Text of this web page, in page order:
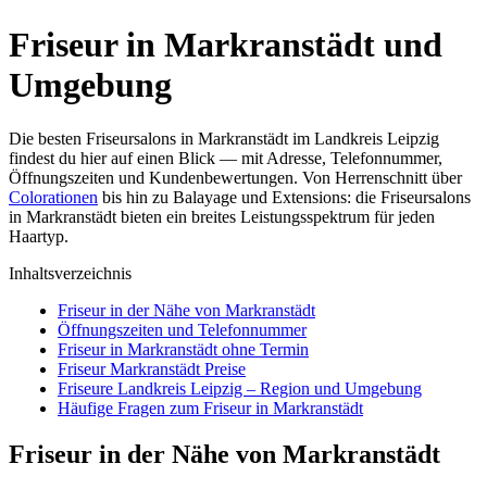
Friseur in Markranstädt und
Umgebung
Die besten Friseursalons in Markranstädt im Landkreis Leipzig
findest du hier auf einen Blick — mit Adresse, Telefonnummer,
Öffnungszeiten und Kundenbewertungen. Von Herrenschnitt über
Colorationen bis hin zu Balayage und Extensions: die Friseursalons
in Markranstädt bieten ein breites Leistungsspektrum für jeden
Haartyp.
Inhaltsverzeichnis
Friseur in der Nähe von Markranstädt
Öffnungszeiten und Telefonnummer
Friseur in Markranstädt ohne Termin
Friseur Markranstädt Preise
Friseure Landkreis Leipzig – Region und Umgebung
Häufige Fragen zum Friseur in Markranstädt
Friseur in der Nähe von Markranstädt